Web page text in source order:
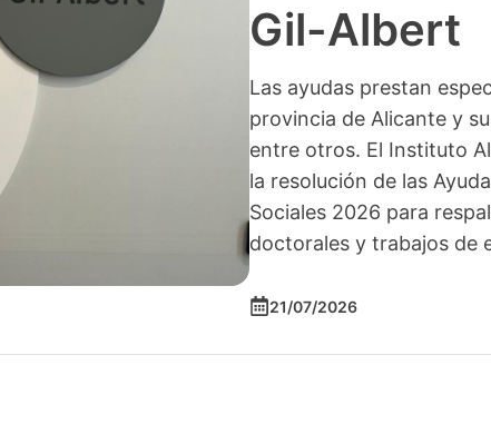
Gil-Albert
Las ayudas prestan
provincia de Alicante y
entre otros. El Instituto
la resolución de las
Sociales 2026 para
doctorales y trabajos de
21/07/2026